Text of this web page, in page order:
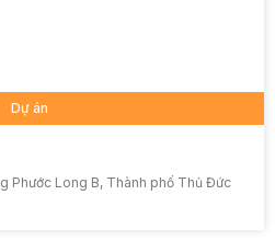
Dự án
Phước Long B, Thành phố Thủ Đức